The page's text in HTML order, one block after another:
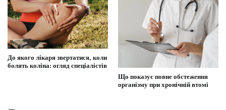
До якого лікаря звертатися, коли
болять коліна: огляд спеціалістів
Що показує повне обстеження
організму при хронічній втомі